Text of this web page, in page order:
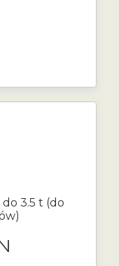
3.5 t (do